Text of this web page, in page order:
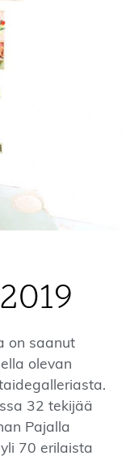
on saanut
olevan
32 tekijää
Pajalla
70 erilaista